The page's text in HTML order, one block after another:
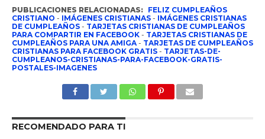
PUBLICACIONES RELACIONADAS: FELIZ CUMPLEAÑOS
CRISTIANO - IMÁGENES CRISTIANAS- IMÁGENES CRISTIANAS
DE CUMPLEAÑOS- TARJETAS CRISTIANAS DE CUMPLEAÑOS
PARA COMPARTIR EN FACEBOOK- TARJETAS CRISTIANAS DE
CUMPLEAÑOS PARA UNA AMIGA- TARJETAS DE CUMPLEAÑOS
CRISTIANAS PARA FACEBOOK GRATIS- TARJETAS-DE-
CUMPLEANOS-CRISTIANAS-PARA-FACEBOOK-GRATIS-
POSTALES-IMAGENES
RECOMENDADO PARA TI